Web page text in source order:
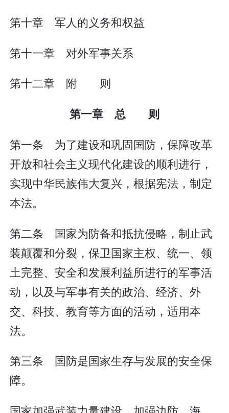
第十章 军人的义务和权益
第十一章 对外军事关系
第十二章 附 则
第一章 总 则
第一条 为了建设和巩固国防，保障改革
开放和社会主义现代化建设的顺利进行，
实现中华民族伟大复兴，根据宪法，制定
本法。
第二条 国家为防备和抵抗侵略，制止武
装颠覆和分裂，保卫国家主权、统一、领
土完整、安全和发展利益所进行的军事活
动，以及与军事有关的政治、经济、外
交、科技、教育等方面的活动，适用本
法。
第三条 国防是国家生存与发展的安全保
障。